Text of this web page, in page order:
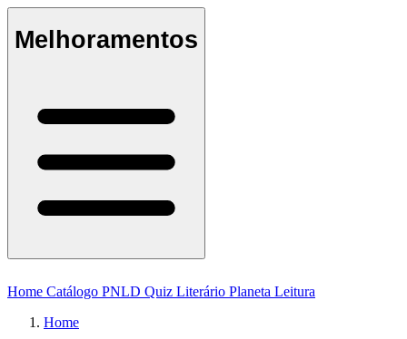
Melhoramentos
Home Catálogo PNLD Quiz Literário Planeta Leitura
Home